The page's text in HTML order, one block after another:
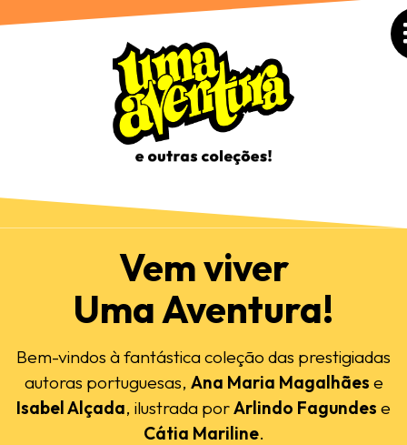
Vem viver
Uma Aventura!
Bem-vindos à fantástica coleção das prestigiadas
autoras portuguesas, Ana Maria Magalhães e
Isabel Alçada, ilustrada porArlindo Fagundes e
Cátia Mariline.